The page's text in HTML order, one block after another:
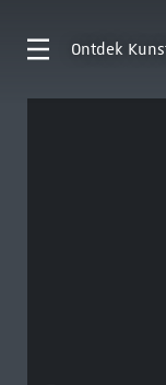
Ontdek